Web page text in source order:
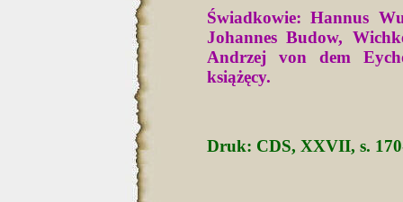
Świadkowie: Hannus
Johannes Budow,
Andrzej von dem
książęcy.
Druk: CDS, XXVII, s.